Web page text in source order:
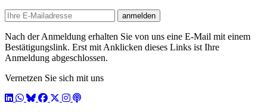
E-mail
anmelden
Nach der Anmeldung erhalten Sie von uns eine E-Mail mit einem
Bestätigungslink. Erst mit Anklicken dieses Links ist Ihre
Anmeldung abgeschlossen.
Vernetzen Sie sich mit uns
LinkedIn
WhatsApp
BlueSky
Facebook
X / Twitter
Instagram
Podcast